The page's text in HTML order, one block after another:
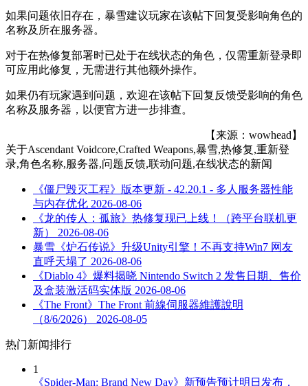
如果问题依旧存在，暴雪建议玩家在该帖下回复受影响角色的
名称及所在服务器。
对于在热修复部署时已处于在线状态的角色，仅需重新登录即
可应用此修复，无需进行其他额外操作。
如果仍有玩家遇到问题，欢迎在该帖下回复反馈受影响的角色
名称及服务器，以便官方进一步排查。
【来源：wowhead】
关于Ascendant Voidcore,Crafted Weapons,暴雪,热修复,重新登
录,角色名称,服务器,问题反馈,联动问题,在线状态的新闻
《僵尸毁灭工程》版本更新 - 42.20.1 - 多人服务器性能
与内存优化 2026-08-06
《龙的传人：孤旅》热修复现已上线！（跨平台联机更
新）
2026-08-06
暴雪《炉石传说》升级Unity引擎！不再支持Win7 网友
直呼天塌了 2026-08-06
《Diablo 4》爆料揭晓 Nintendo Switch 2 发售日期、售价
及盒装激活码实体版 2026-08-06
《The Front》The Front 前線伺服器維護說明
（8/6/2026）
2026-08-05
热门新闻排行
1
《Spider-Man: Brand New Day》新预告预计明日发布，